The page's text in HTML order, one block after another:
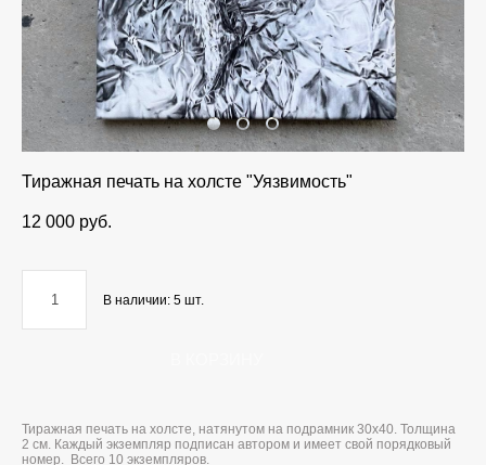
Тиражная печать на холсте "Уязвимость"
12 000 pуб.
В наличии: 5 шт.
Тиражная печать на холсте, натянутом на подрамник 30х40. Толщина
2 см. Каждый экземпляр подписан автором и имеет свой порядковый
номер. Всего 10 экземпляров.